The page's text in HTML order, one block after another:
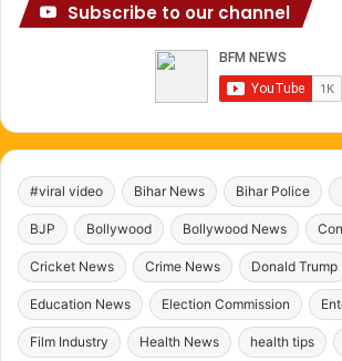
Subscribe to our channel
#viral video Bihar News Bihar Police
BJP Bollywood Bollywood News
Cricket News Crime News Donald Trump
Education News Election Commission
Film Industry Health News health tips